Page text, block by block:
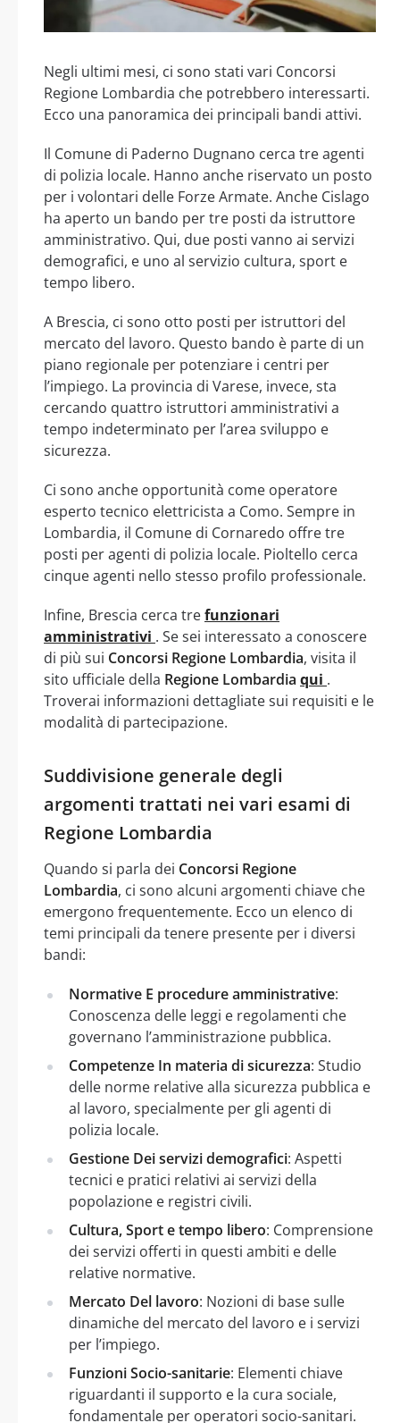
Negli ultimi mesi, ci sono stati vari Concorsi
Regione Lombardia che potrebbero interessarti.
Ecco una panoramica dei principali bandi attivi.
Il Comune di Paderno Dugnano cerca tre agenti
di polizia locale. Hanno anche riservato un posto
per i volontari delle Forze Armate. Anche Cislago
ha aperto un bando per tre posti da istruttore
amministrativo. Qui, due posti vanno ai servizi
demografici, e uno al servizio cultura, sport e
tempo libero.
A Brescia, ci sono otto posti per istruttori del
mercato del lavoro. Questo bando è parte di un
piano regionale per potenziare i centri per
l’impiego. La provincia di Varese, invece, sta
cercando quattro istruttori amministrativi a
tempo indeterminato per l’area sviluppo e
sicurezza.
Ci sono anche opportunità come operatore
esperto tecnico elettricista a Como. Sempre in
Lombardia, il Comune di Cornaredo offre tre
posti per agenti di polizia locale. Pioltello cerca
cinque agenti nello stesso profilo professionale.
Infine, Brescia cerca trefunzionari
amministrativi . Se sei interessato a conoscere
di più sui Concorsi Regione Lombardia, visita il
sito ufficiale della Regione Lombardia qui .
Troverai informazioni dettagliate sui requisiti e le
modalità di partecipazione.
Suddivisione generale degli
argomenti trattati nei vari esami di
Regione Lombardia
Quando si parla dei Concorsi Regione
Lombardia, ci sono alcuni argomenti chiave che
emergono frequentemente. Ecco un elenco di
temi principali da tenere presente per i diversi
bandi:
Normative E procedure amministrative:
Conoscenza delle leggi e regolamenti che
governano l’amministrazione pubblica.
Competenze In materia di sicurezza: Studio
delle norme relative alla sicurezza pubblica e
al lavoro, specialmente per gli agenti di
polizia locale.
Gestione Dei servizi demografici: Aspetti
tecnici e pratici relativi ai servizi della
popolazione e registri civili.
Cultura, Sport e tempo libero: Comprensione
dei servizi offerti in questi ambiti e delle
relative normative.
Mercato Del lavoro: Nozioni di base sulle
dinamiche del mercato del lavoro e i servizi
per l’impiego.
Funzioni Socio-sanitarie: Elementi chiave
riguardanti il supporto e la cura sociale,
fondamentale per operatori socio-sanitari.